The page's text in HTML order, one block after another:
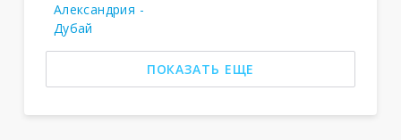
Александрия -
Дубай
ПОКАЗАТЬ ЕЩЕ